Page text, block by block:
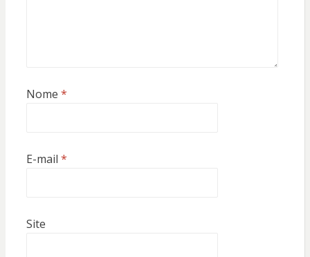
Nome *
E-mail *
Site